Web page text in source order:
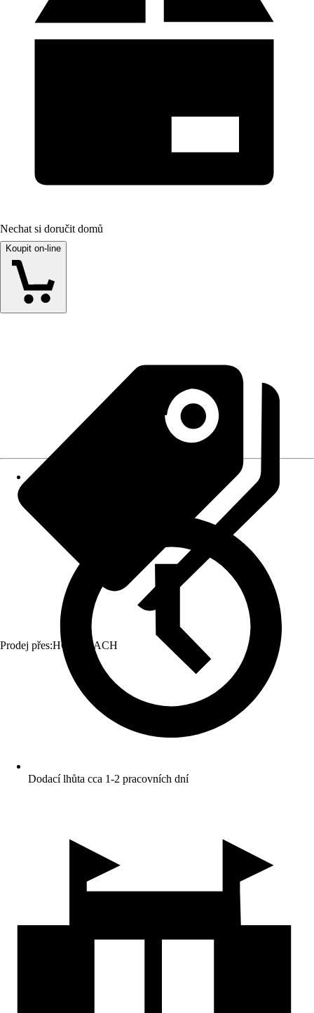
Nechat si doručit domů
Koupit on-line
Prodej přes:HORNBACH
Dodací lhůta cca 1-2 pracovních dní